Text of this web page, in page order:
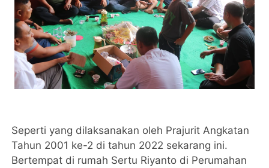
Seperti yang dilaksanakan oleh Prajurit Angkatan
Tahun 2001 ke-2 di tahun 2022 sekarang ini.
Bertempat di rumah Sertu Riyanto di Perumahan